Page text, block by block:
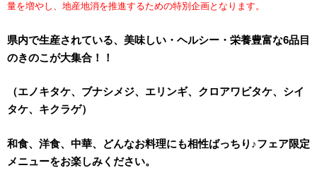
量を増やし、地産地消を推進するための特別企画となります。
県内で生産されている、美味しい・ヘルシー・栄養豊富な6品目
のきのこが大集合！！
（エノキタケ、ブナシメジ、エリンギ、クロアワビタケ、シイ
タケ、キクラゲ）
和食、洋食、中華、どんなお料理にも相性ばっちり♪フェア限定
メニューをお楽しみください。